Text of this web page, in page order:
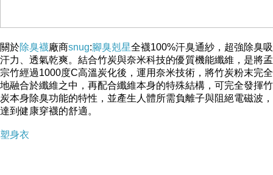
關於除臭襪廠商snug:腳臭剋星全襪100%汗臭通紗，超強除臭吸
汗力、透氣乾爽。結合竹炭與奈米科技的優質機能纖維，是將孟
宗竹經過1000度C高溫炭化後，運用奈米技術，將竹炭粉末完全
地融合於纖維之中，再配合纖維本身的特殊結構，可完全發揮竹
炭本身除臭功能的特性，並產生人體所需負離子與阻絕電磁波，
達到健康穿襪的舒適。
塑身衣